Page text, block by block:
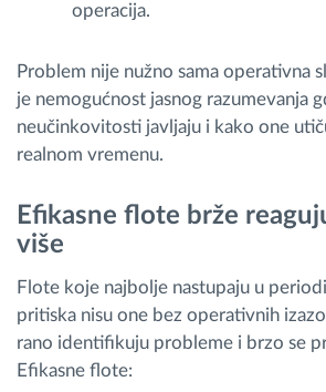
operacija.
Problem nije nužno sama operativna
je nemogućnost jasnog razumevanja
neučinkovitosti javljaju i kako one
realnom vremenu.
Efikasne flote brže
više
Flote koje najbolje nastupaju u
pritiska nisu one bez operativnih
rano identifikuju probleme i brzo se
Efikasne flote: